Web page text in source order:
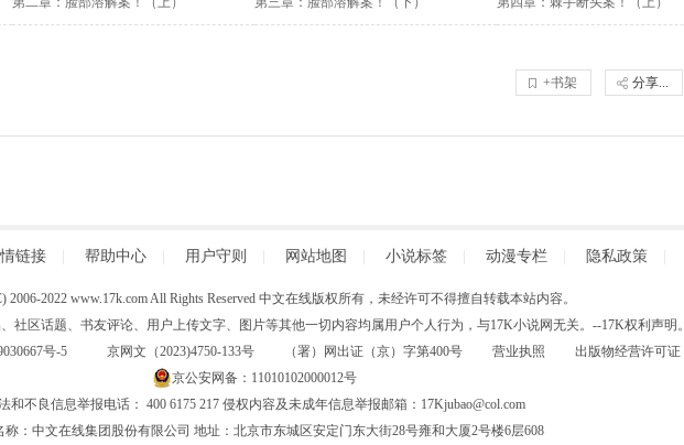
分享...
+书架
链接 帮助中心 用户守则 网站地图 小说标签 动漫专栏 隐私政策
2006-2022 www.17k.com All Rights Reserved 中文在线版权所有，未经许可不得擅自转载本站内容。
社区话题、书友评论、用户上传文字、图片等其他一切内容均属用户个人行为，与17K小说网无关。--17K权利声明。
号-5京网文（2023)4750-133号 （署）网出证（京）字第400号 营业执照
出版物经营许可证
京公安网备：11010102000012号
和不良信息举报电话： 400 6175 217 侵权内容及未成年信息举报邮箱：17Kjubao@col.com
称：中文在线集团股份有限公司 地址：北京市东城区安定门东大街28号雍和大厦2号楼6层608